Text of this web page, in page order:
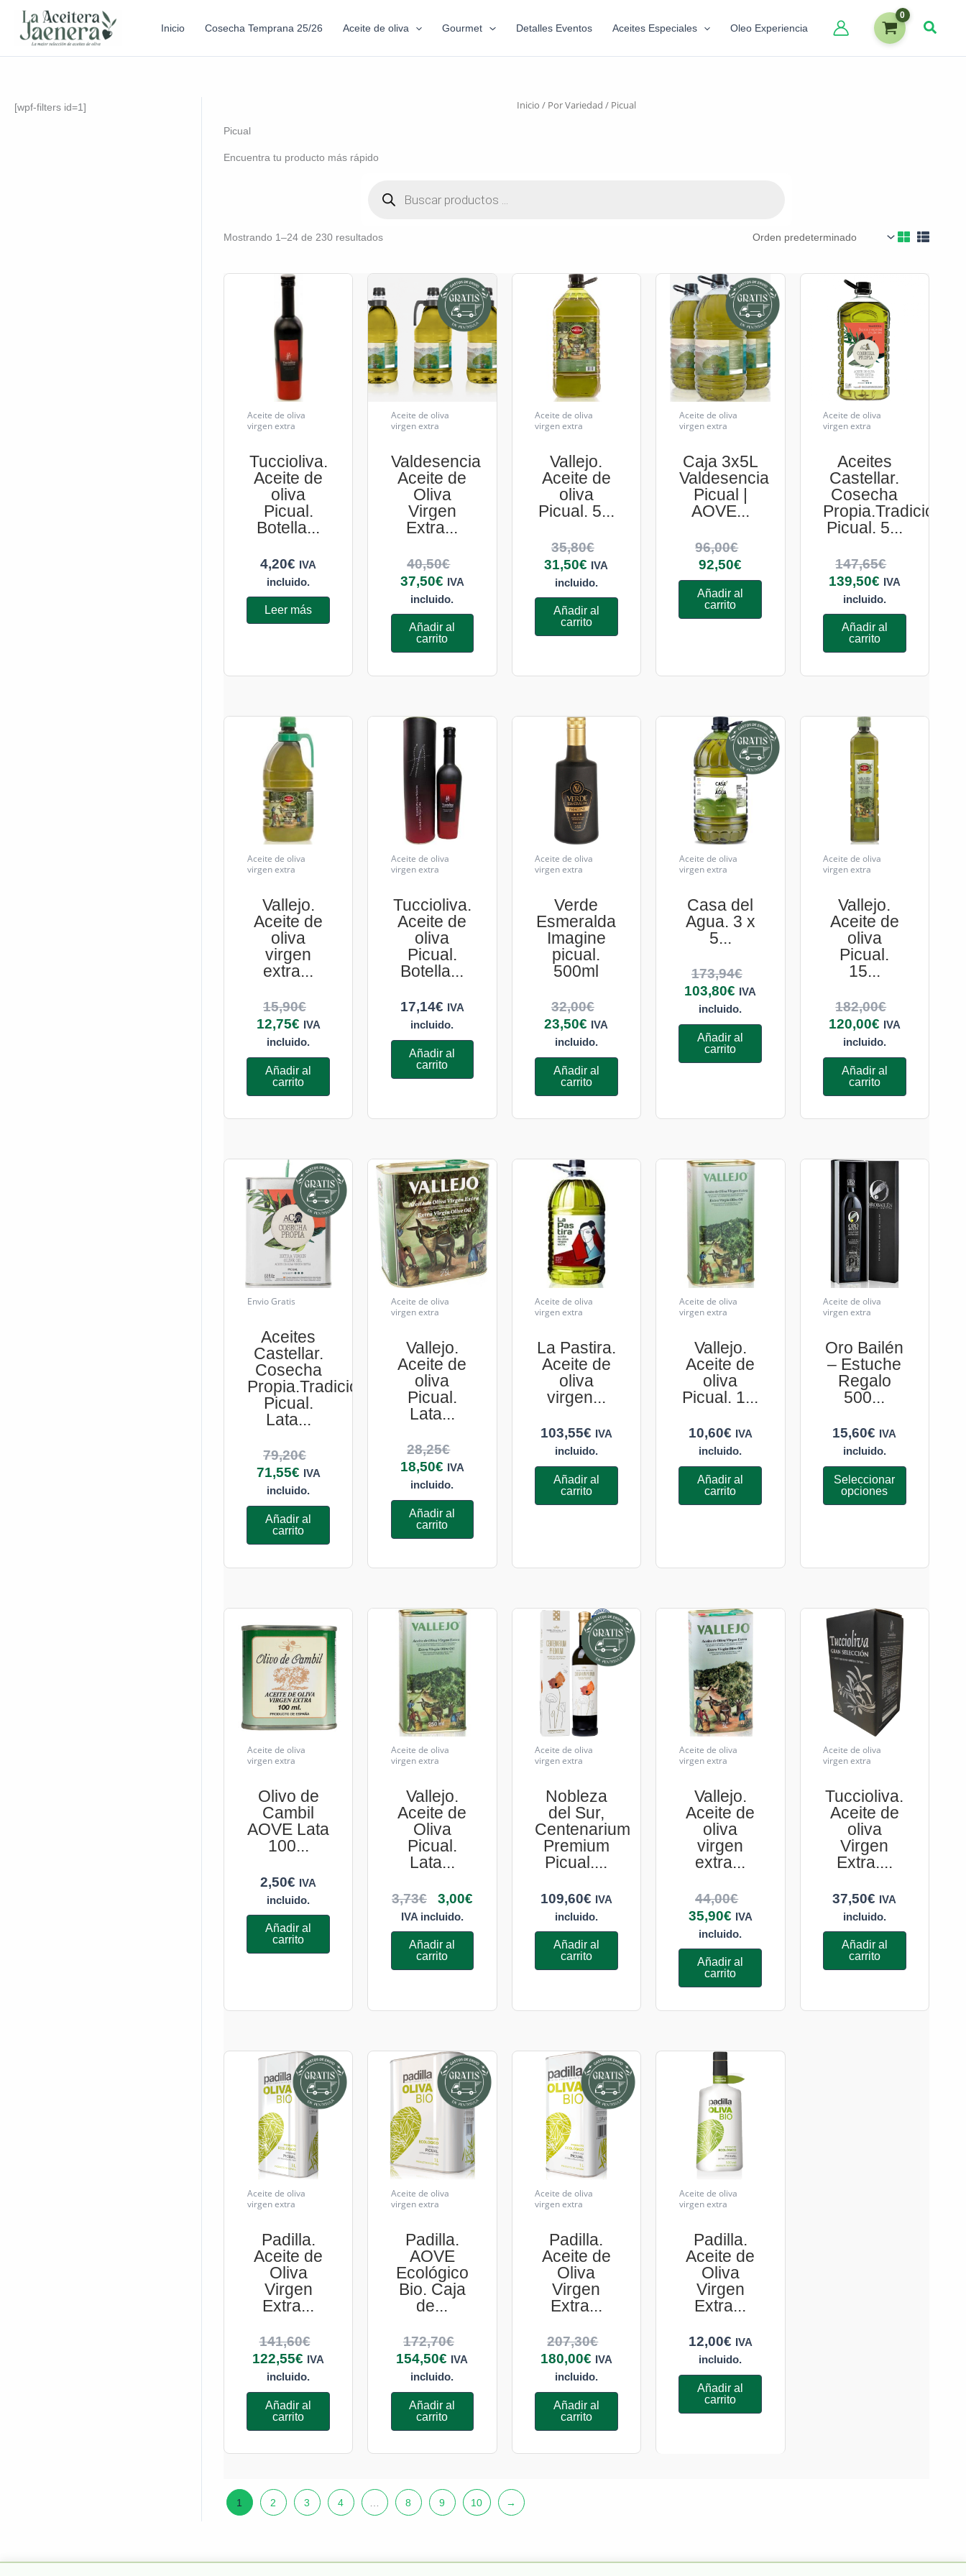
Inicio Cosecha Temprana 25/26 Aceite de oliva Gourmet Detalles Eventos Aceites Especiales Oleo Experiencia
[wpf-filters id=1] Inicio / Por Variedad / Picual
Picual
Encuentra tu producto más rápido
Mostrando 1–24 de 230 resultados
Aceite de oliva
virgen extra
Tuccioliva.
Aceite de
oliva
Picual.
Botella...
4,20€ IVA
incluido.
Leer más
Aceite de oliva
virgen extra
Valdesencia
Aceite de
Oliva
Virgen
Extra...
40,50€
37,50€ IVA
incluido.
Añadir al
carrito
Aceite de oliva
virgen extra
Vallejo.
Aceite de
oliva
Picual. 5...
35,80€
31,50€ IVA
incluido.
Añadir al
carrito
Aceite de oliva
virgen extra
Caja 3x5L
Valdesencia
Picual |
AOVE...
96,00€
92,50€
Añadir al
carrito
Aceite de oliva
virgen extra
Aceites
Castellar.
Cosecha
Propia.Tradicional.
Picual. 5...
147,65€
139,50€ IVA
incluido.
Añadir al
carrito
Aceite de oliva
virgen extra
Vallejo.
Aceite de
oliva
virgen
extra...
15,90€
12,75€ IVA
incluido.
Añadir al
carrito
Aceite de oliva
virgen extra
Tuccioliva.
Aceite de
oliva
Picual.
Botella...
17,14€ IVA
incluido.
Añadir al
carrito
Aceite de oliva
virgen extra
Verde
Esmeralda
Imagine
picual.
500ml
32,00€
23,50€ IVA
incluido.
Añadir al
carrito
Aceite de oliva
virgen extra
Casa del
Agua. 3 x
5...
173,94€
103,80€ IVA
incluido.
Añadir al
carrito
Aceite de oliva
virgen extra
Vallejo.
Aceite de
oliva
Picual.
15...
182,00€
120,00€ IVA
incluido.
Añadir al
carrito
Envio Gratis
Aceites
Castellar.
Cosecha
Propia.Tradicional.
Picual.
Lata...
79,20€
71,55€ IVA
incluido.
Añadir al
carrito
Aceite de oliva
virgen extra
Vallejo.
Aceite de
oliva
Picual.
Lata...
28,25€
18,50€ IVA
incluido.
Añadir al
carrito
Aceite de oliva
virgen extra
La Pastira.
Aceite de
oliva
virgen...
103,55€ IVA
incluido.
Añadir al
carrito
Aceite de oliva
virgen extra
Vallejo.
Aceite de
oliva
Picual. 1...
10,60€ IVA
incluido.
Añadir al
carrito
Aceite de oliva
virgen extra
Oro Bailén
– Estuche
Regalo
500...
15,60€ IVA
incluido.
Seleccionar
opciones
Aceite de oliva
virgen extra
Olivo de
Cambil
AOVE Lata
100...
2,50€ IVA
incluido.
Añadir al
carrito
Aceite de oliva
virgen extra
Vallejo.
Aceite de
Oliva
Picual.
Lata...
3,73€ 3,00€
IVA incluido.
Añadir al
carrito
Aceite de oliva
virgen extra
Nobleza
del Sur,
Centenarium
Premium
Picual....
109,60€ IVA
incluido.
Añadir al
carrito
Aceite de oliva
virgen extra
Vallejo.
Aceite de
oliva
virgen
extra...
44,00€
35,90€ IVA
incluido.
Añadir al
carrito
Aceite de oliva
virgen extra
Tuccioliva.
Aceite de
oliva
Virgen
Extra....
37,50€ IVA
incluido.
Añadir al
carrito
Aceite de oliva
virgen extra
Padilla.
Aceite de
Oliva
Virgen
Extra...
141,60€
122,55€ IVA
incluido.
Añadir al
carrito
Aceite de oliva
virgen extra
Padilla.
AOVE
Ecológico
Bio. Caja
de...
172,70€
154,50€ IVA
incluido.
Añadir al
carrito
Aceite de oliva
virgen extra
Padilla.
Aceite de
Oliva
Virgen
Extra...
207,30€
180,00€ IVA
incluido.
Añadir al
carrito
Aceite de oliva
virgen extra
Padilla.
Aceite de
Oliva
Virgen
Extra...
12,00€ IVA
incluido.
Añadir al
carrito
1 2 3 4 8 9 10 →